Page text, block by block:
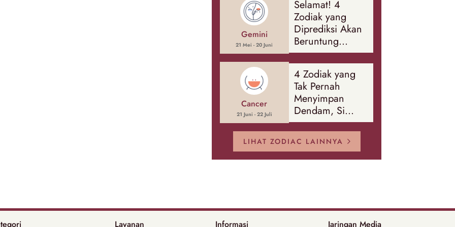
Banyak Hal
Gemini
21 Mei - 20 Juni
Selamat! 4
Zodiak yang
Diprediksi Akan
Beruntung
Sepanjang
Agustus 2026
Cancer
21 Juni - 22 Juli
4 Zodiak yang
Tak Pernah
Menyimpan
Dendam, Si
Paling Mudah
Memaafkan!
LIHAT ZODIAC LAINNYA
Layanan Informasi Jaringan Media